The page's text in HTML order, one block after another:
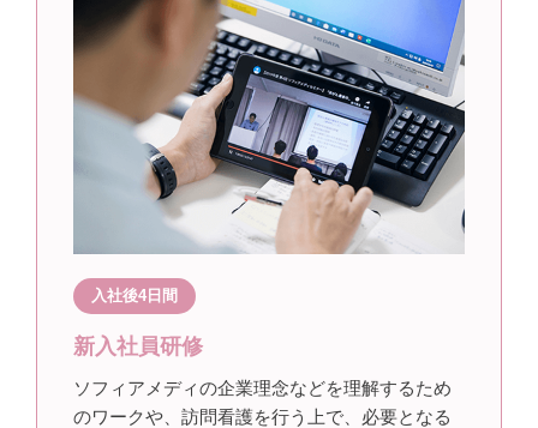
入社後4日間
新入社員研修
ソフィアメディの企業理念などを理解するため
のワークや、訪問看護を行う上で、必要となる